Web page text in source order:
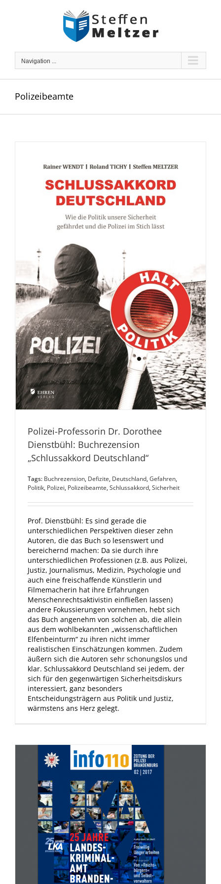
Navigation ...
Polizeibeamte
Polizei-Professorin Dr. Dorothee
Dienstbühl: Buchrezension
„Schlussakkord Deutschland“
Tags: Buchrezension, Defizite, Deutschland,Gefahren,
Politik, Polizei, Polizeibeamte,Schlussakkord,Sicherheit
Prof. Dienstbühl: Es sind gerade die
unterschiedlichen Perspektiven dieser zehn
Autoren, die das Buch so lesenswert und
bereichernd machen: Da sie durch ihre
unterschiedlichen Professionen (z.B. aus Polizei,
Justiz, Journalismus, Medizin, Psychologie und
auch eine freischaffende Künstlerin und
Filmemacherin hat ihre Erfahrungen
Menschenrechtsaktivistin einfließen lassen)
andere Fokussierungen vornehmen, hebt sich
das Buch angenehm von solchen ab, die allein
aus dem wohlbekannten „wissenschaftlichen
Elfenbeinturm“ zu ihren nicht immer
realistischen Einschätzungen kommen. Zudem
äußern sich die Autoren sehr schonungslos und
klar. Schlussakkord Deutschland sei jedem, der
sich für den gegenwärtigen Sicherheitsdiskurs
interessiert, ganz besonders
Entscheidungsträgern aus Politik und Justiz,
wärmstens ans Herz gelegt.